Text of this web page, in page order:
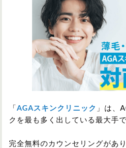
「 AGAスキンクリニック 」は、
クを最も多く出している最大手で
完全無料のカウンセリングがあ